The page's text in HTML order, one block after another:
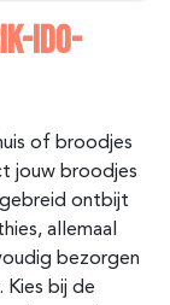
IDO-
of broodjes
jouw broodjes
ontbijt
allemaal
bezorgen
. Kies bij de